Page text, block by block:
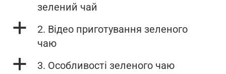
зелений чай
a
2. Відео приготування зеленого
чаю
a 3. Особливості зеленого чаю